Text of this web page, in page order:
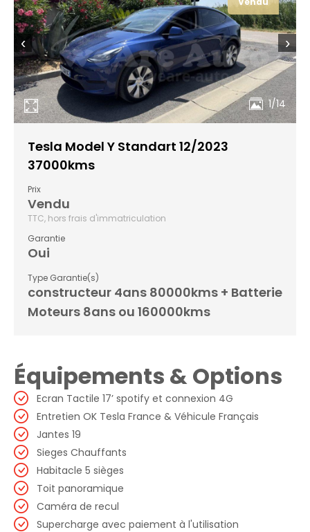
1/14
‹ ›
Tesla Model Y Standart 12/2023
37000kms
Prix
Vendu
TTC, hors frais d'immatriculation
Garantie
Oui
Type Garantie(s)
constructeur 4ans 80000kms + Batterie
Moteurs 8ans ou 160000kms
Équipements & Options
Ecran Tactile 17’ spotify et connexion 4G
Entretien OK Tesla France & Véhicule Français
Jantes 19
Sieges Chauffants
Habitacle 5 sièges
Toit panoramique
Caméra de recul
Supercharge avec paiement à l'utilisation